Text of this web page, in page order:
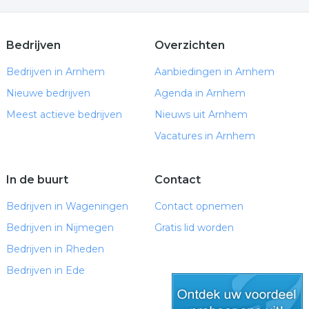
Afzuigkap gat boren — ACTIE €180 | Compleet
Geef je interieur een luxe upgrade: De magie van
Kunststof eetkamerstoelen: stijlvol, praktisch en
tijdloos
Weetje #4: Keizer Kangxi en de bijzondere
Verlichting bij overgangsklachten
Slangencollier
Translucent kleuren
Nieuw in het assortiment: 6 nieuwe Cernit
Translucent kleuren
ambulant!
Robuuste picknicktafels op maat voor jarenlang
Bedrijven
Bedrijven in Arnhem
Nieuwe bedrijven
Meest actieve bedrijven
Overzichten
Aanbiedingen in Arnhem
Agenda in Arnhem
Nieuws uit Arnhem
Vacatures in Arnhem
In de buurt
Bedrijven in Wageningen
Bedrijven in Nijmegen
Bedrijven in Rheden
Bedrijven in Ede
Contact
Contact opnemen
Gratis lid worden